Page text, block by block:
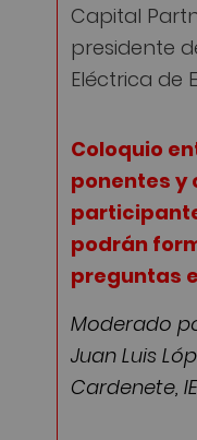
Capital
presidente
Eléctrica de
Coloquio
ponentes y
podrán
preguntas
Moderado
Juan Luis
Cardenete,